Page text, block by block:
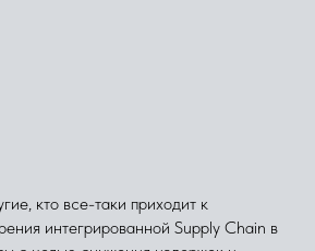
кто все-таки приходит к
интегрированной Supply Chain в